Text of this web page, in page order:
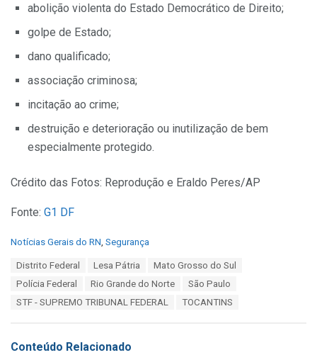
abolição violenta do Estado Democrático de Direito;
golpe de Estado;
dano qualificado;
associação criminosa;
incitação ao crime;
destruição e deterioração ou inutilização de bem
especialmente protegido.
Crédito das Fotos: Reprodução e Eraldo Peres/AP
Fonte: G1 DF
C
e
Notícias Gerais do RN Segurança
Distrito Federal Lesa Pátria
Mato Grosso do Sul
Polícia Federal
Rio Grande do Norte
São Paulo
STF - SUPREMO TRIBUNAL FEDERAL
TOCANTINS
Conteúdo Relacionado